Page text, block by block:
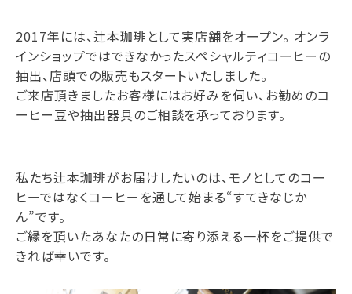
2017年には、辻本珈琲として実店舗をオープン。 オンラ
インショップではできなかったスペシャルティコーヒーの
抽出、店頭での販売もスタートいたしました。
ご来店頂きましたお客様にはお好みを伺い、お勧めのコ
ーヒー豆や抽出器具のご相談を承っております。
私たち辻本珈琲がお届けしたいのは、モノとしてのコー
ヒーではなくコーヒーを通して始まる“すてきなじか
ん”です。
ご縁を頂いたあなたの日常に寄り添える一杯をご提供で
きれば幸いです。